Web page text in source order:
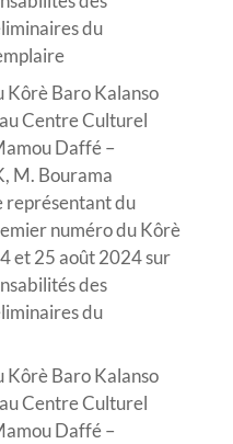
du
Kôrè Baro Kalanso
Centre Culturel
Daffé –
M. Bourama
représentant du
numéro du Kôrè
et 25 août 2024 sur
des
du
Kôrè Baro Kalanso
Centre Culturel
Daffé –